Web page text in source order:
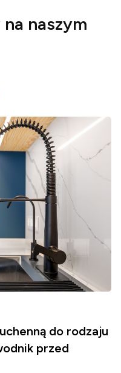
naszym
do rodzaju
przed